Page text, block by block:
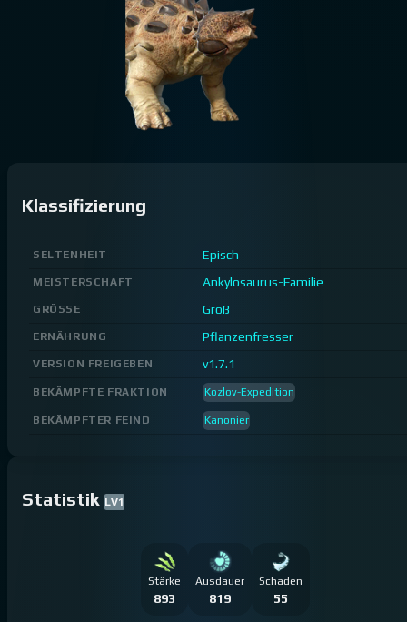
Klassifizierung
SELTENHEIT Episch
MEISTERSCHAFT Ankylosaurus-Familie
GRÖSSE Groß
ERNÄHRUNG Pflanzenfresser
VERSION FREIGEBEN v1.7.1
BEKÄMPFTE FRAKTION Kozlov-Expedition
BEKÄMPFTER FEIND Kanonier
Statistik LV1
Stärke
893
Ausdauer
819
Schaden
55